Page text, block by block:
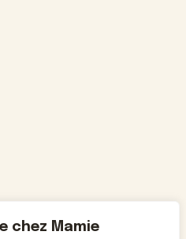
chez Mamie